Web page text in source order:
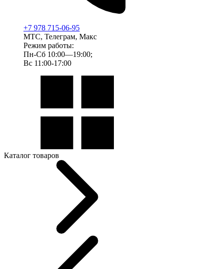
+7 978 715-06-95
МТС, Телеграм, Макс
Режим работы:
Пн-Сб 10:00—19:00;
Вс 11:00-17:00
Каталог товаров